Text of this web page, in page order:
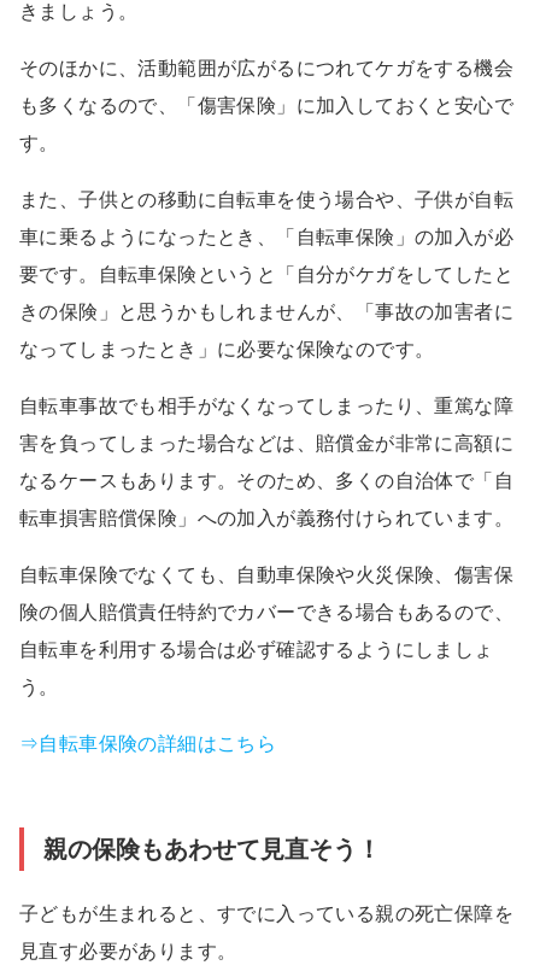
きましょう。
そのほかに、活動範囲が広がるにつれてケガをする機会
も多くなるので、「傷害保険」に加入しておくと安心で
す。
また、子供との移動に自転車を使う場合や、子供が自転
車に乗るようになったとき、「自転車保険」の加入が必
要です。自転車保険というと「自分がケガをしてしたと
きの保険」と思うかもしれませんが、「事故の加害者に
なってしまったとき」に必要な保険なのです。
自転車事故でも相手がなくなってしまったり、重篤な障
害を負ってしまった場合などは、賠償金が非常に高額に
なるケースもあります。そのため、多くの自治体で「自
転車損害賠償保険」への加入が義務付けられています。
自転車保険でなくても、自動車保険や火災保険、傷害保
険の個人賠償責任特約でカバーできる場合もあるので、
自転車を利用する場合は必ず確認するようにしましょ
う。
⇒自転車保険の詳細はこちら
親の保険もあわせて見直そう！
子どもが生まれると、すでに入っている親の死亡保障を
見直す必要があります。